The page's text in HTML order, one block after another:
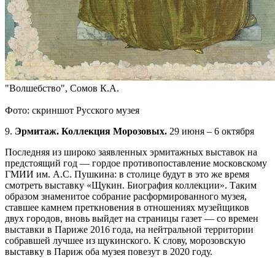
"Волшебство", Сомов К.А.
Фото: скриншот Русского музея
9. Эрмитаж. Коллекция Морозовых. 29 июня – 6 октября
Последняя из широко заявленных эрмитажных выставок на
предстоящий год — гордое противопоставление московскому
ГМИИ им. А.С. Пушкина: в столице будут в это же время
смотреть выставку «Щукин. Биография коллекции». Таким
образом знаменитое собрание расформированного музея,
ставшее камнем преткновения в отношениях музейщиков
двух городов, вновь выйдет на страницы газет — со времен
выставки в Париже 2016 года, на нейтральной территории
собравшей лучшее из щукинского. К слову, морозовскую
выставку в Париж оба музея повезут в 2020 году.